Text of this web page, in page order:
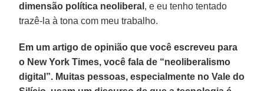
dimensão política neoliberal , e eu tenho tentado
trazê-la à tona com meu trabalho.
Em um artigo de opinião que você escreveu para
o New York Times, você fala de “neoliberalismo
digital”. Muitas pessoas, especialmente no Vale do